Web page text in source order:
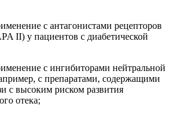
с антагонистами рецепторов
II) у пациентов с диабетической
с ингибиторами нейтральной
с препаратами, содержащими
с высоким риском развития
отека;